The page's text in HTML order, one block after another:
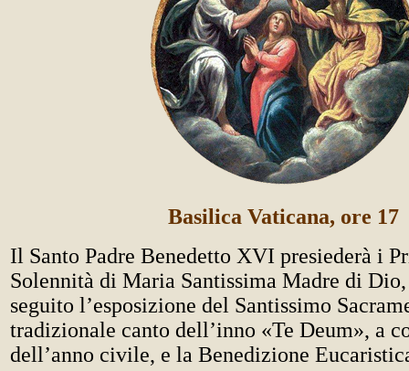
Basilica Vaticana, ore 17
Il Santo Padre Benedetto XVI presiederà i
Solennità di Maria Santissima Madre di
seguito l’esposizione del Santissimo
tradizionale canto dell’inno «Te Deum», a
dell’anno civile, e la Benedizione